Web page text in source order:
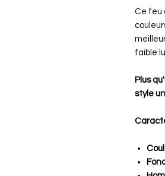
Ce feu
faible
Plus
style